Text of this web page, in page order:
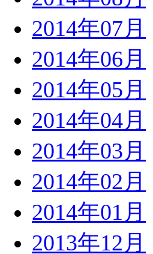
2014年07月
2014年06月
2014年05月
2014年04月
2014年03月
2014年02月
2014年01月
2013年12月